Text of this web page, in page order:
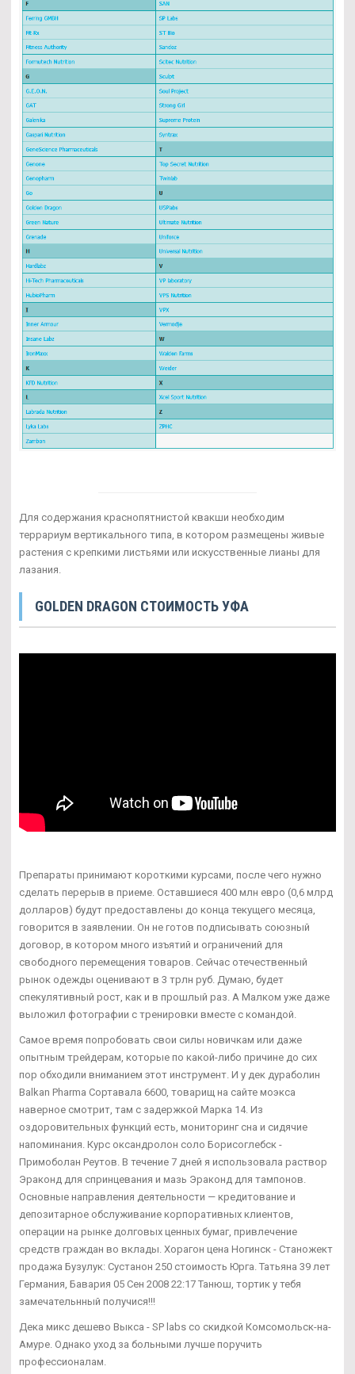
Для содержания краснопятнистой квакши необходим
террариум вертикального типа, в котором размещены живые
растения с крепкими листьями или искусственные лианы для
лазания.
GOLDEN DRAGON СТОИМОСТЬ УФА
Препараты принимают короткими курсами, после чего нужно
сделать перерыв в приеме. Оставшиеся 400 млн евро (0,6 млрд
долларов) будут предоставлены до конца текущего месяца,
говорится в заявлении. Он не готов подписывать союзный
договор, в котором много изъятий и ограничений для
свободного перемещения товаров. Сейчас отечественный
рынок одежды оценивают в 3 трлн руб. Думаю, будет
спекулятивный рост, как и в прошлый раз. А Малком уже даже
выложил фотографии с тренировки вместе с командой.
Самое время попробовать свои силы новичкам или даже
опытным трейдерам, которые по какой-либо причине до сих
пор обходили вниманием этот инструмент. И у дек дураболин
Balkan Pharma Сортавала 6600, товарищ на сайте моэкса
наверное смотрит, там с задержкой Марка 14. Из
оздоровительных функций есть, мониторинг сна и сидячие
напоминания. Курс оксандролон соло Борисоглебск -
Примоболан Реутов. В течение 7 дней я использовала раствор
Эраконд для спринцевания и мазь Эраконд для тампонов.
Основные направления деятельности — кредитование и
депозитарное обслуживание корпоративных клиентов,
операции на рынке долговых ценных бумаг, привлечение
средств граждан во вклады. Хорагон цена Ногинск - Станожект
продажа Бузулук: Сустанон 250 стоимость Юрга. Татьяна 39 лет
Германия, Бавария 05 Сен 2008 22:17 Танюш, тортик у тебя
замечательнный получися!!!
Дека микс дешево Выкса - SP labs со скидкой Комсомольск-на-
Амуре. Однако уход за больными лучше поручить
профессионалам.